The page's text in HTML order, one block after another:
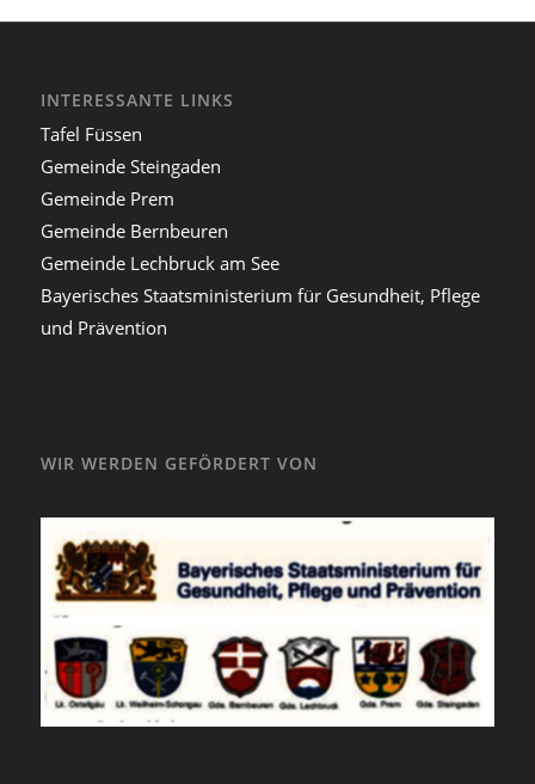
INTERESSANTE LINKS
Tafel Füssen
Gemeinde Steingaden
Gemeinde Prem
Gemeinde Bernbeuren
Gemeinde Lechbruck am See
Bayerisches Staatsministerium für Gesundheit, Pflege
und Prävention
WIR WERDEN GEFÖRDERT VON